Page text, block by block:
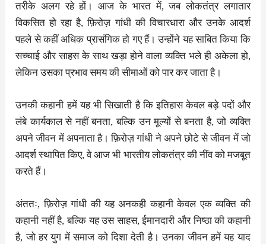
तरीके अलग रहे हों। आज के भारत में, जब लोकतंत्र लगातार
विकसित हो रहा है, फ़िरोज़ गांधी की विचारधारा और उनके आदर्श
पहले से कहीं अधिक प्रासंगिक हो गए हैं। उन्होंने यह साबित किया कि
सच्चाई और साहस के साथ खड़ा होने वाला व्यक्ति भले ही अकेला हो,
लेकिन उसका प्रभाव समय की सीमाओं को पार कर जाता है।
उनकी कहानी हमें यह भी सिखाती है कि इतिहास केवल बड़े पदों और
लंबे कार्यकाल से नहीं बनता, बल्कि उन मूल्यों से बनता है, जो व्यक्ति
अपने जीवन में अपनाता है। फ़िरोज़ गांधी ने अपने छोटे से जीवन में जो
आदर्श स्थापित किए, वे आज भी भारतीय लोकतंत्र की नींव को मजबूत
करते हैं।
अंततः, फ़िरोज़ गांधी की यह अनकही कहानी केवल एक व्यक्ति की
कहानी नहीं है, बल्कि यह उस साहस, ईमानदारी और निष्ठा की कहानी
है, जो हर युग में समाज को दिशा देती है। उनका जीवन हमें यह याद